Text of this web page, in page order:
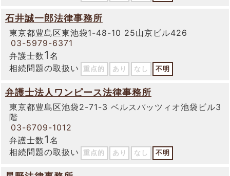
石井誠一郎法律事務所
東京都豊島区東池袋1-48-10 25山京ビル426
03-5979-6371
弁護士数1 名
相続問題の取扱い
重点的 あり なし 不明
弁護士法人ワンピース法律事務所
東京都豊島区池袋2-71-3 ベルスパッツィオ池袋ビル3
階
03-6709-1012
弁護士数1 名
相続問題の取扱い
重点的 あり なし 不明